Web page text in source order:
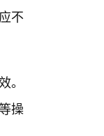
不
。
操